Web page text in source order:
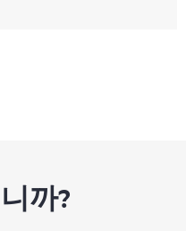
까?